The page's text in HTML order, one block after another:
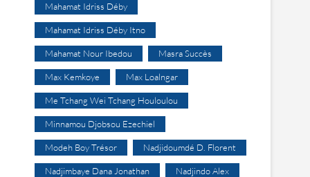
Mahamat Idriss Déby
Mahamat Idriss Déby Itno
Mahamat Nour Ibedou Masra Succès
Max Kemkoye Max Loalngar
Me Tchang Wei Tchang Houloulou
Minnamou Djobsou Ezechiel
Modeh Boy Trésor Nadjidoumdé D. Florent
Nadjimbaye Dana Jonathan Nadjindo Alex